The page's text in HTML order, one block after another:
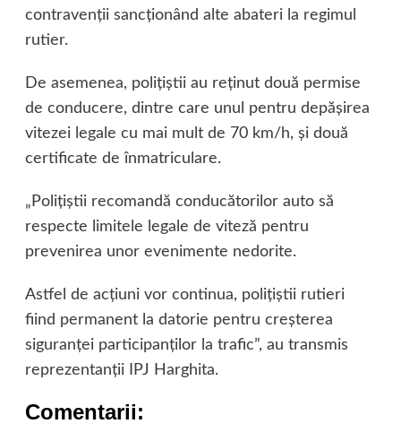
contravenții sancționând alte abateri la regimul
rutier.
De asemenea, polițiștii au reținut două permise
de conducere, dintre care unul pentru depășirea
vitezei legale cu mai mult de 70 km/h, și două
certificate de înmatriculare.
„Polițiștii recomandă conducătorilor auto să
respecte limitele legale de viteză pentru
prevenirea unor evenimente nedorite.
Astfel de acțiuni vor continua, polițiștii rutieri
fiind permanent la datorie pentru creșterea
siguranței participanților la trafic”, au transmis
reprezentanții IPJ Harghita.
Comentarii: